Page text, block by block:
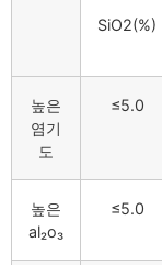
SiO2(%)
높은
염기
도
≤5.0
높은
al₂o₃
≤5.0